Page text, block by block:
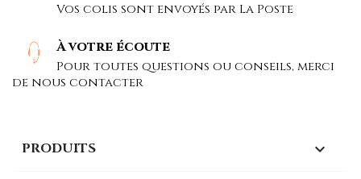
Vos colis sont envoyés par La Poste
À votre écoute
Pour toutes questions ou conseils, merci
de nous contacter
PRODUITS 